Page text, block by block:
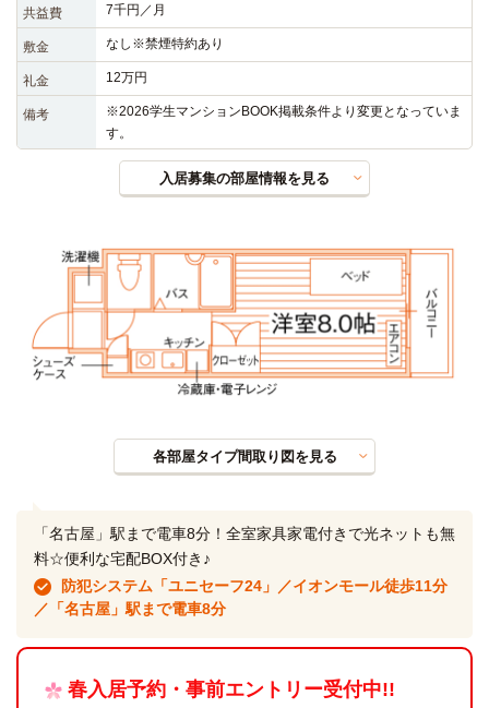
共益費 7千円／月
敷金 なし※禁煙特約あり
礼金 12万円
備考
※2026学生マンションBOOK掲載条件より変更となっていま
す。
入居募集の部屋情報を見る
各部屋タイプ間取り図を見る
「名古屋」駅まで電車8分！全室家具家電付きで光ネットも無
料☆便利な宅配BOX付き♪
防犯システム「ユニセーフ24」／イオンモール徒歩11分
／「名古屋」駅まで電車8分
春入居予約・事前エントリー受付中!!